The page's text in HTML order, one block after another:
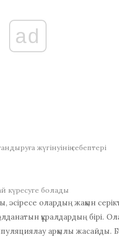
ad
жүгінуінің себептері
күресуге болады
әсіресе олардың жақын
құралдардың бірі.
арқылы жасайды.